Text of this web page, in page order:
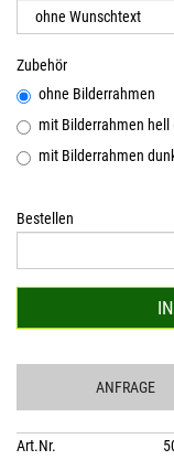
Zubehör
ohne Bilderrahmen
mit Bilderrahmen hell
mit Bilderrahmen
Bestellen
ANFRAGE
Art.Nr.